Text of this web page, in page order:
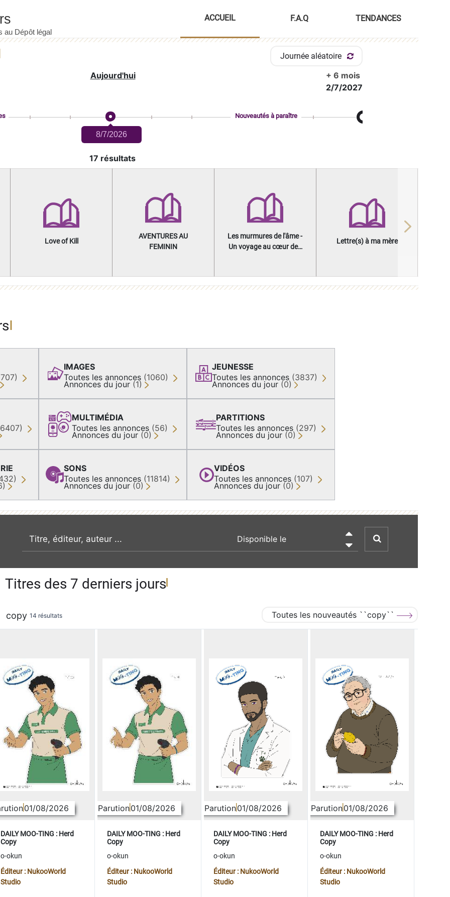
ACCUEIL F.A.Q TENDANCES
Journée aléatoire
Aujourd'hui
+ 6 mois
2/7/2027
8/7/2026
Nouveautés à paraître
17 résultats
Love of Kill
AVENTURES AU
FEMININ
Les murmures de l'âme -
Un voyage au cœur des
Lettre(s) à ma mère
Next
IMAGES
Toutes les annonces (1060)
Annonces du jour (1)
MULTIMÉDIA
Toutes les annonces (56)
Annonces du jour (0)
SONS
Toutes les annonces (11814)
Annonces du jour (0)
JEUNESSE
Toutes les annonces (3837)
Annonces du jour (0)
PARTITIONS
Toutes les annonces (297)
Annonces du jour (0)
VIDÉOS
Toutes les annonces (107)
Annonces du jour (0)
recherche par mot clé

Titres des 7 derniers jours
copy 14 résultats Toutes les nouveautés ``copy``
01/08/2026
DAILY MOO-TING : Herd
Copy
o-okun
Éditeur : NukooWorld
Studio
Parution01/08/2026
DAILY MOO-TING : Herd
Copy
o-okun
Éditeur : NukooWorld
Studio
Parution01/08/2026
DAILY MOO-TING : Herd
Copy
o-okun
Éditeur : NukooWorld
Studio
Parution01/08/2026
DAILY MOO-TING : Herd
Copy
o-okun
Éditeur : NukooWorld
Studio